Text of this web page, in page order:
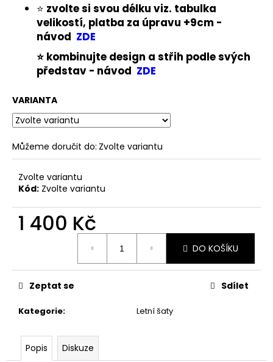
⭐ zvolte si svou délku viz. tabulka
velikostí, platba za úpravu +9cm -
návod ZDE
⭐ kombinujte design a střih podle svých
představ - návod ZDE
VARIANTA
Můžeme doručit do: Zvolte variantu
Zvolte variantu
Kód: Zvolte variantu
1 400 Kč
DO KOŠÍKU
Kategorie: Letní šaty
Zeptat se Sdílet
Popis Diskuze